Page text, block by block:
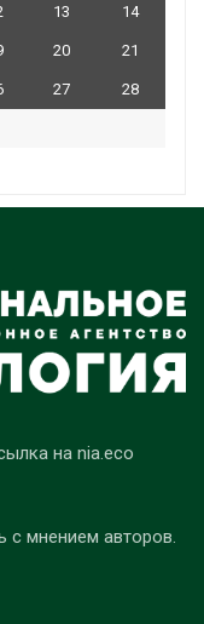
13 14
20 21
27 28
на nia.eco
с мнением авторов.